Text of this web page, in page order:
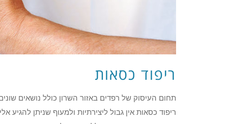
ריפוד כסאות
תחום העיסוק של רפדים באזור השרון כולל נושאים
ריפוד כסאות אין גבול ליצירתיות ולמעוף שניתן